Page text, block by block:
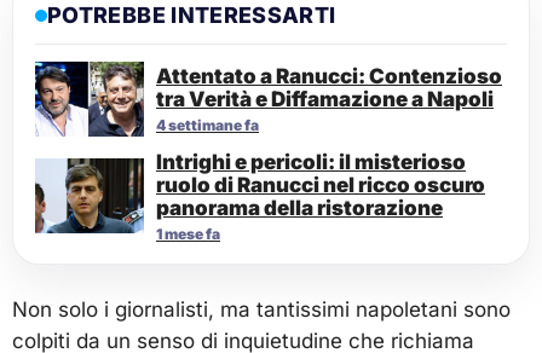
POTREBBE INTERESSARTI
Attentato a Ranucci: Contenzioso
tra Verità e Diffamazione a Napoli
4 settimane fa
Intrighi e pericoli: il misterioso
ruolo di Ranucci nel ricco oscuro
panorama della ristorazione
1 mese fa
Non solo i giornalisti, ma tantissimi napoletani sono
colpiti da un senso di inquietudine che richiama